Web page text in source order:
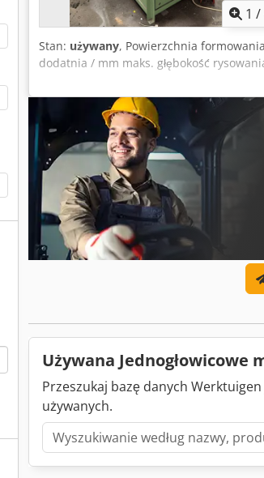
1 /
Stan: używany, Powierzchnia
dodatnia / mm maks. głębokość
Używana Jednogłowicowe
Przeszukaj bazę danych
używanych.